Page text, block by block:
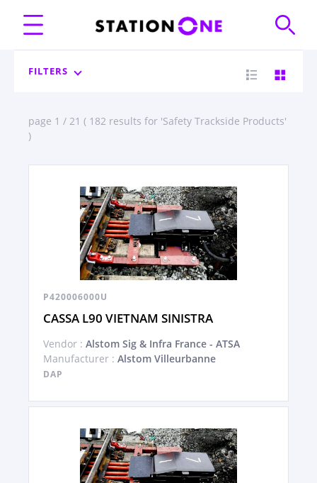
FILTERS
page 1 / 21 ( 182 results for 'Safety Trackside Products'
)
P420006000U
CASSA L90 VIETNAM SINISTRA
Vendor : Alstom Sig & Infra France - ATSA
Manufacturer : Alstom Villeurbanne
DAP